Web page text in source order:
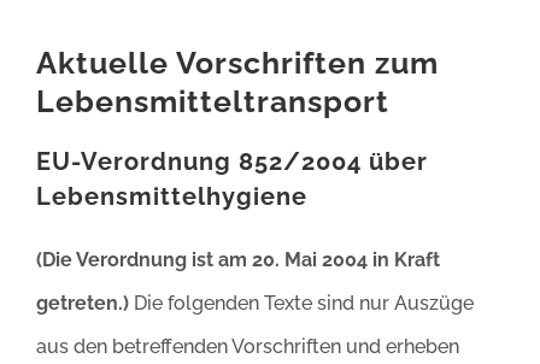
Aktuelle Vorschriften zum
Lebensmitteltransport
EU-Verordnung 852/2004 über
Lebensmittelhygiene
(Die Verordnung ist am 20. Mai 2004 in Kraft
getreten.) Die folgenden Texte sind nur Auszüge
aus den betreffenden Vorschriften und erheben